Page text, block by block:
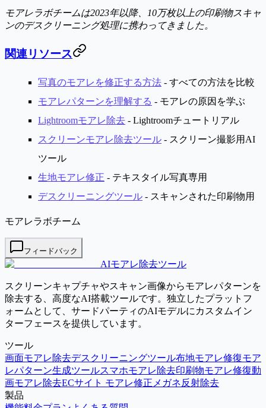
モアレラボチームは2023年以降、10万枚以上の印刷物スキャ
ンのデスクリーニング処理に携わってきました。
関連リソース
写真のモアレを修正する方法 - すべての方法を比較
モアレパターンを理解する - モアレの原因を学ぶ
Lightroomモアレ除去 - Lightroomチュートリアル
スクリーンモアレ除去ツール - スクリーン撮影用AI
ツール
生地モアレ修正 - テキスタイル写真専用
デスクリーニングツール - スキャンされた印刷物用
モアレラボチーム
フィードバック
AIモアレ除去ツール
スクリーンキャプチャやスキャン画像からモアレパターンを
除去する、高度なAI搭載ツールです。独立したプラットフ
ォームとして、サードパーティのAIモデルにカスタムイン
ターフェースを提供しています。
ツール
画面モアレ除去デスクリーニングツール布地モアレ修復モア
レパターン生成ツールスマホモアレ除去印刷物モアレ修復動
画モアレ除去ECサイト モアレ修正 メガネ反射除去
製品